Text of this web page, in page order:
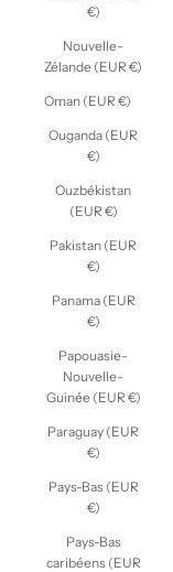
€)
Nouvelle-
Zélande (EUR €)
Oman (EUR €)
Ouganda (EUR
€)
Ouzbékistan
(EUR €)
Pakistan (EUR
€)
Panama (EUR
€)
Papouasie-
Nouvelle-
Guinée (EUR €)
Paraguay (EUR
€)
Pays-Bas (EUR
€)
Pays-Bas
caribéens (EUR